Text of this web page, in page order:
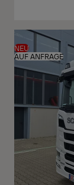
NEU
AUF ANFRAGE